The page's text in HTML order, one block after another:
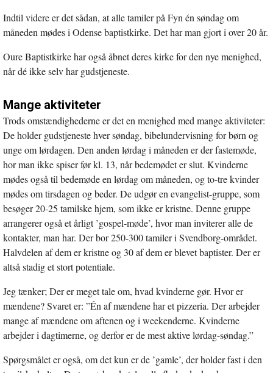
Indtil videre er det sådan, at alle tamiler på Fyn én søndag om
måneden mødes i Odense baptistkirke. Det har man gjort i over 20 år.
Oure Baptistkirke har også åbnet deres kirke for den nye menighed,
når dé ikke selv har gudstjeneste.
Mange aktiviteter
Trods omstændighederne er det en menighed med mange aktiviteter:
De holder gudstjeneste hver søndag, bibelundervisning for børn og
unge om lørdagen. Den anden lørdag i måneden er der fastemøde,
hor man ikke spiser før kl. 13, når bedemødet er slut. Kvinderne
mødes også til bedemøde en lørdag om måneden, og to-tre kvinder
mødes om tirsdagen og beder. De udgør en evangelist-gruppe, som
besøger 20-25 tamilske hjem, som ikke er kristne. Denne gruppe
arrangerer også et årligt ’gospel-møde’, hvor man inviterer alle de
kontakter, man har. Der bor 250-300 tamiler i Svendborg-området.
Halvdelen af dem er kristne og 30 af dem er blevet baptister. Der er
altså stadig et stort potentiale.
Jeg tænker; Der er meget tale om, hvad kvinderne gør. Hvor er
mændene? Svaret er: ”Én af mændene har et pizzeria. Der arbejder
mange af mændene om aftenen og i weekenderne. Kvinderne
arbejder i dagtimerne, og derfor er de mest aktive lørdag-søndag.”
Spørgsmålet er også, om det kun er de ’gamle’, der holder fast i den